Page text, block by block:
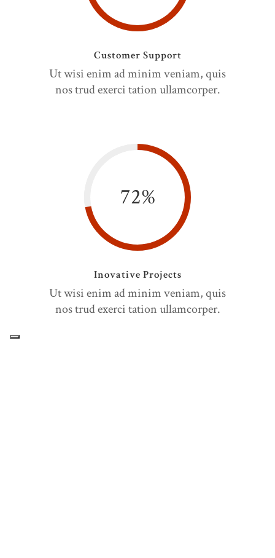
Customer Support
Ut wisi enim ad minim veniam, quis
nos trud exerci tation ullamcorper.
72%
Inovative Projects
Ut wisi enim ad minim veniam, quis
nos trud exerci tation ullamcorper.